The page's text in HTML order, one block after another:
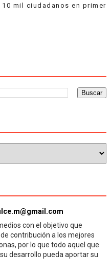
mil ciudadanos en primer
con el objetivo que
contribución a los mejores
por lo que todo aquel que
desarrollo pueda aportar su